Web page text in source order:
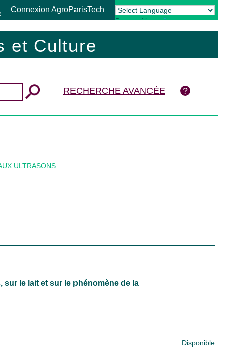
Connexion AgroParisTech
Powered by Translate
et Culture
RECHERCHE AVANCÉE
ULTRASONS
le lait et sur le phénomène de la
Disponible